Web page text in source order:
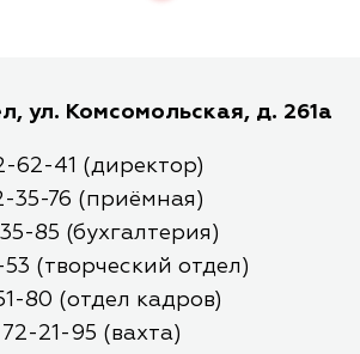
ул. Комсомольская, д. 261а
62-41 (директор)
35-76 (приёмная)
85 (бухгалтерия)
(творческий отдел)
80 (отдел кадров)
72-21-95 (вахта)